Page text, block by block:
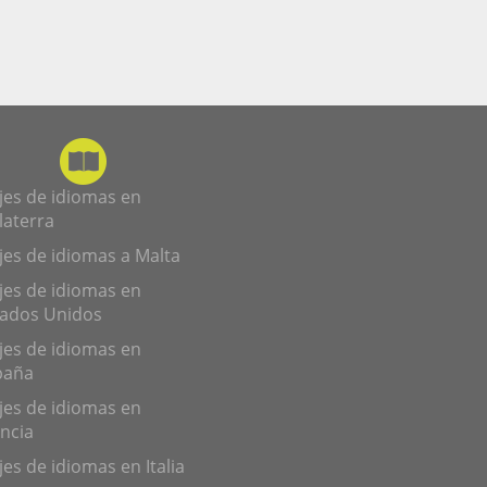
de idiomas en
de idiomas a Malta
de idiomas en
Unidos
de idiomas en
de idiomas en
de idiomas en Italia